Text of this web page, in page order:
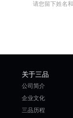
请您留下姓名
关于三品
公司简介
企业文化
三品历程